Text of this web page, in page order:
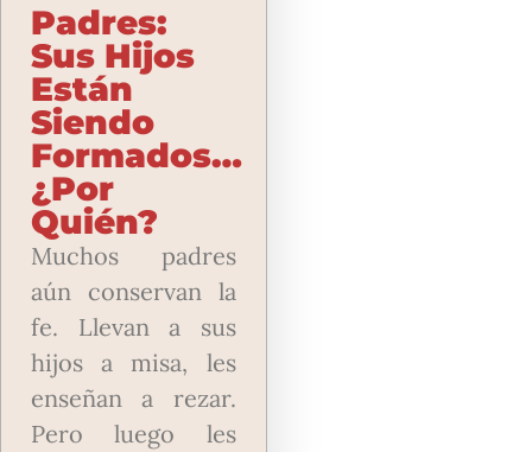
Padres:
Sus Hijos
Están
Siendo
Formados…
¿por
Quién?
Muchos padres
aún conservan la
fe. Llevan a sus
hijos a misa, les
enseñan a rezar.
Pero luego les